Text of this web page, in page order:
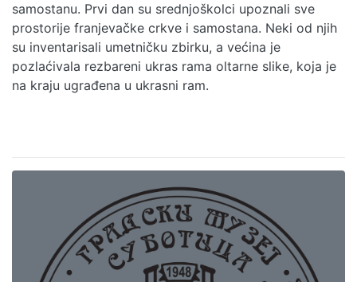
samostanu. Prvi dan su srednjoškolci upoznali sve
prostorije franjevačke crkve i samostana. Neki od njih
su inventarisali umetničku zbirku, a većina je
pozlaćivala rezbareni ukras rama oltarne slike, koja je
na kraju ugrađena u ukrasni ram.